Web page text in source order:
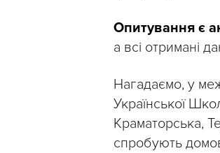
Опитування є
а всі отримані
Нагадаємо, у
Української
Краматорська,
спробують